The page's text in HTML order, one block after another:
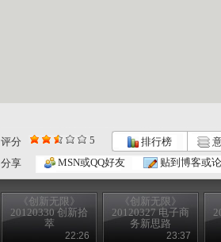
评分 5 排行榜
分享
MSN或QQ好友 贴到博客或
《创新无限》
20120330 创新拾
萃
22:26
《创新无限》
20120327 电子商
务新思路
23:37